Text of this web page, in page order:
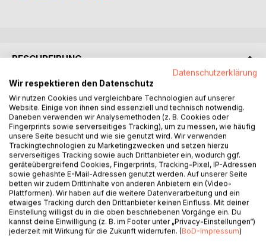
BESCHREIBUNG
Dieses Buch kommt von Herzen für Herzen, geschrieben
von Helmut Charam Knüchel. Er ist verbunden mit der
reinen Göttlichen Quelle, er ist diese Liebe und lebt diese
Liebe, die mit allem verbunden ist, was ist.
Jedes einzelne Wort, jeder Buchstabe in diesem Buch ist
erfüllt von dieser unendlichen Göttlichen, nicht persönlichen
Liebe, die sich mühelos und absichtslos verströmt. Diese
Liebe ist nur erlebbar, nicht beschreibbar. So lass Dich
erfassen von diesen Worten der Liebe, der Leichtigkeit
des Seins, des Göttlichen Seins in Liebe.
Datenschutzerklärung
Wir respektieren den Datenschutz
Wir nutzen Cookies und vergleichbare Technologien auf unserer
Website. Einige von ihnen sind essenziell und technisch notwendig.
Daneben verwenden wir Analysemethoden (z. B. Cookies oder
Fingerprints sowie serverseitiges Tracking), um zu messen, wie häufig
unsere Seite besucht und wie sie genutzt wird. Wir verwenden
Trackingtechnologien zu Marketingzwecken und setzen hierzu
serverseitiges Tracking sowie auch Drittanbieter ein, wodurch ggf.
geräteübergreifend Cookies, Fingerprints, Tracking-Pixel, IP-Adressen
sowie gehashte E-Mail-Adressen genutzt werden. Auf unserer Seite
betten wir zudem Drittinhalte von anderen Anbietern ein (Video-
Plattformen). Wir haben auf die weitere Datenverarbeitung und ein
etwaiges Tracking durch den Drittanbieter keinen Einfluss. Mit deiner
Einstellung willigst du in die oben beschriebenen Vorgänge ein. Du
kannst deine Einwilligung (z. B. im Footer unter „Privacy-Einstellungen“)
jederzeit mit Wirkung für die Zukunft widerrufen. (BoD-Impressum)